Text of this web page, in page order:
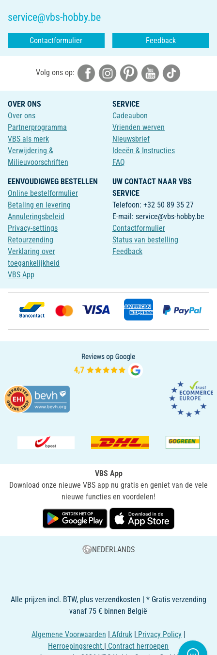
service@vbs-hobby.be
Contactformulier Feedback
Volg ons op:
OVER ONS
Over ons
Partnerprogramma
VBS als merk
Verwijdering &
Milieuvoorschriften
SERVICE
Cadeaubon
Vrienden werven
Nieuwsbrief
Ideeën & Instructies
FAQ
EENVOUDIGWEG BESTELLEN
Online bestelformulier
Betaling en levering
Annuleringsbeleid
Privacy-settings
Retourzending
Verklaring over
toegankelijkheid
VBS App
UW CONTACT NAAR VBS
SERVICE
Telefoon: +32 50 89 35 27
E-mail: service@vbs-hobby.be
Contactformulier
Status van bestelling
Feedback
VBS App
Download onze nieuwe VBS app nu gratis en geniet van de vele
nieuwe functies en voordelen!
NEDERLANDS
Alle prijzen incl. BTW, plus verzendkosten | * Gratis verzending
vanaf 75 € binnen België
Algemene Voorwaarden | Afdruk | Privacy Policy |
Herroepingsrecht | Contract herroepen